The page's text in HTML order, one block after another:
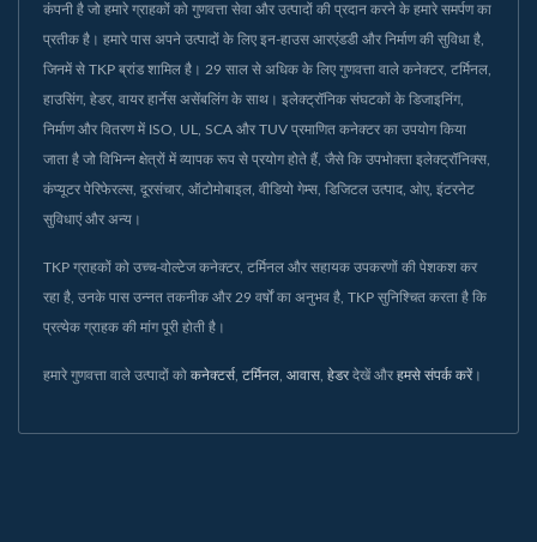
कंपनी है जो हमारे ग्राहकों को गुणवत्ता सेवा और उत्पादों की प्रदान करने के हमारे समर्पण का
प्रतीक है। हमारे पास अपने उत्पादों के लिए इन-हाउस आरएंडडी और निर्माण की सुविधा है,
जिनमें से TKP ब्रांड शामिल है। 29 साल से अधिक के लिए गुणवत्ता वाले कनेक्टर, टर्मिनल,
हाउसिंग, हेडर, वायर हार्नेस असेंबलिंग के साथ। इलेक्ट्रॉनिक संघटकों के डिजाइनिंग,
निर्माण और वितरण में ISO, UL, SCA और TUV प्रमाणित कनेक्टर का उपयोग किया
जाता है जो विभिन्न क्षेत्रों में व्यापक रूप से प्रयोग होते हैं, जैसे कि उपभोक्ता इलेक्ट्रॉनिक्स,
कंप्यूटर पेरिफेरल्स, दूरसंचार, ऑटोमोबाइल, वीडियो गेम्स, डिजिटल उत्पाद, ओए, इंटरनेट
सुविधाएं और अन्य।
TKP ग्राहकों को उच्च-वोल्टेज कनेक्टर, टर्मिनल और सहायक उपकरणों की पेशकश कर
रहा है, उनके पास उन्नत तकनीक और 29 वर्षों का अनुभव है, TKP सुनिश्चित करता है कि
प्रत्येक ग्राहक की मांग पूरी होती है।
हमारे गुणवत्ता वाले उत्पादों को कनेक्टर्स टर्मिनल आवास हेडरदेखें औरहमसे संपर्क करें।